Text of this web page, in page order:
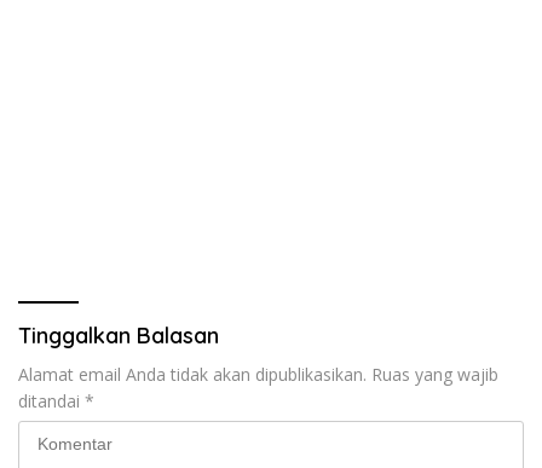
Tinggalkan Balasan
Alamat email Anda tidak akan dipublikasikan. Ruas yang wajib
ditandai *